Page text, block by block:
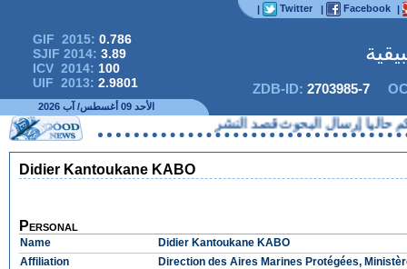
| Twitter | Facebook |
GIF 2015: 0.786
SJIF 2014: 3.89
ICV 2014: 100
UIF 2013: 2.9801 ZDB-ID: 2703985-7
الأحد 09 أغسطس/ آب 2026
إرسال البحوث قصد النشر
Didier Kantoukane KABO
Personal
Name
Didier Kantoukane KABO
Affiliation
Direction des Aires Marines Protégées,